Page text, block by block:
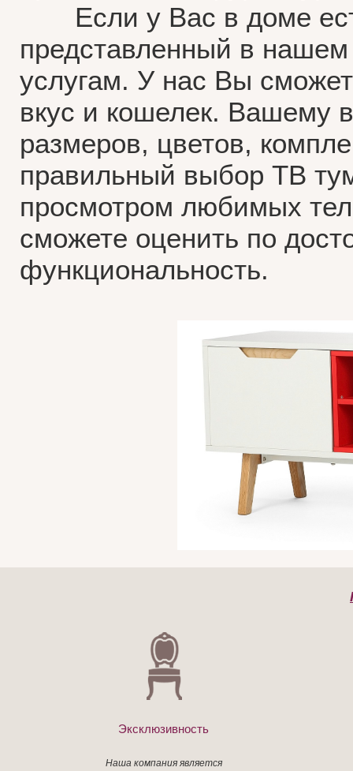
Если у Вас в доме
представленный в нашем
услугам. У нас Вы
вкус и кошелек. Вашему
размеров, цветов,
правильный выбор ТВ
просмотром любимых
сможете оценить по
функциональность.
Эксклюзивность
Наша компания является